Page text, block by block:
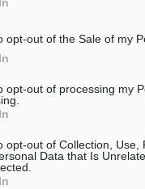
opt-out of the Sale of my
opt-out of processing my
opt-out of Collection,
Data that Is
ενημέρωσης.
σε
τάσεις και